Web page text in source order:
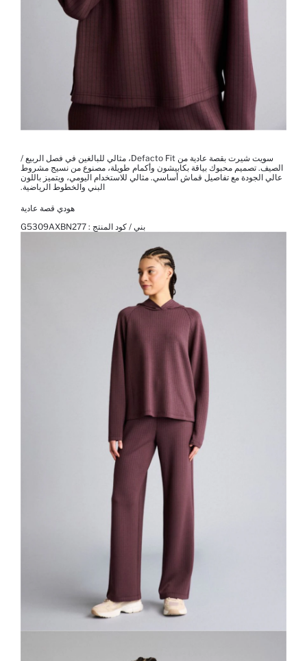
سويت شيرت بقصة عادية من Defacto Fit، مثالي للبالغين في فصل الربيع /
الصيف. تصميم محبوك بياقة بكابيشون وأكمام طويلة، مصنوع من نسيج مشروط
عالي الجودة مع تفاصيل قماش أساسي. مثالي للاستخدام اليومي، ويتميز باللون
البني والخطوط الرياضية.
هودي قصة عادية
بني / كود المنتج : G5309AXBN277